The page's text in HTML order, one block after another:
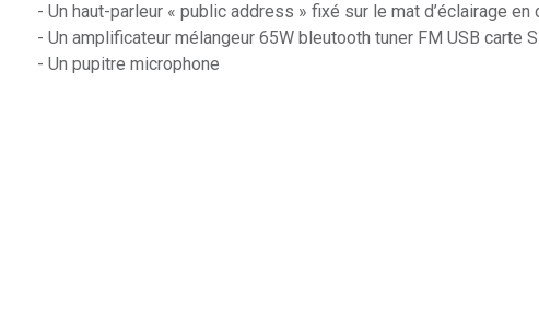
- Un haut-parleur « public address » fixé sur le mat d’éclairage
- Un amplificateur mélangeur 65W bleutooth tuner FM USB carte
- Un pupitre microphone